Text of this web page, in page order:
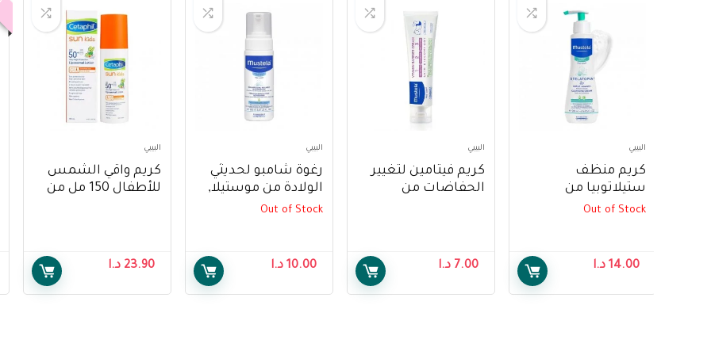
البيبي
كريم منظف
ستيلاتوبيا من
200ml
Out of Stock
14.00 د.ا
البيبي
كريم فيتامين لتغيير
الحفاضات من
ml
7.00 د.ا
البيبي
رغوة شامبو لحديثي
الولادة من موستيلا,
150 مل – MustelaOut of Stock
10.00 د.ا
البيبي
كريم واقي الشمس
للأطفال 150 مل من
23.90 د.ا